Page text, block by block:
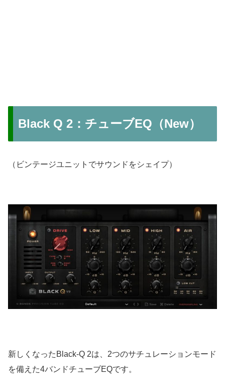
Black Q 2：チューブEQ（New）
（ビンテージユニットでサウンドをシェイプ）
新しくなったBlack-Q 2は、2つのサチュレーションモード
を備えた4バンドチューブEQです。